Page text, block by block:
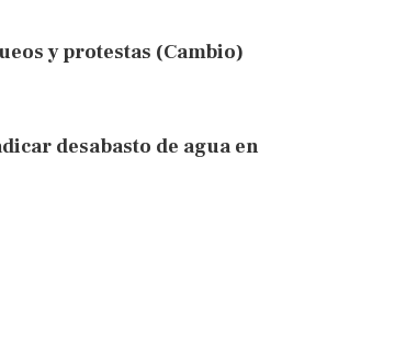
y protestas (Cambio)
desabasto de agua en